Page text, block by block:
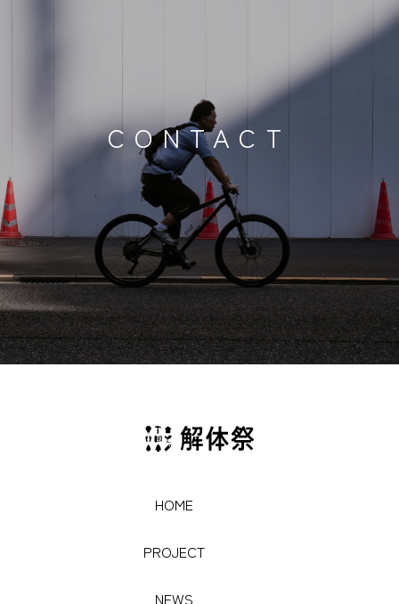
CONTACT
HOME
PROJECT
NEWS